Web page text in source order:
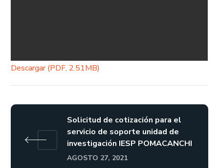
Descargar (PDF, 2.51MB)
Solicitud de cotización para el
servicio de soporte unidad de
investigación IESP POMACANCHI
AGOSTO 27, 2021